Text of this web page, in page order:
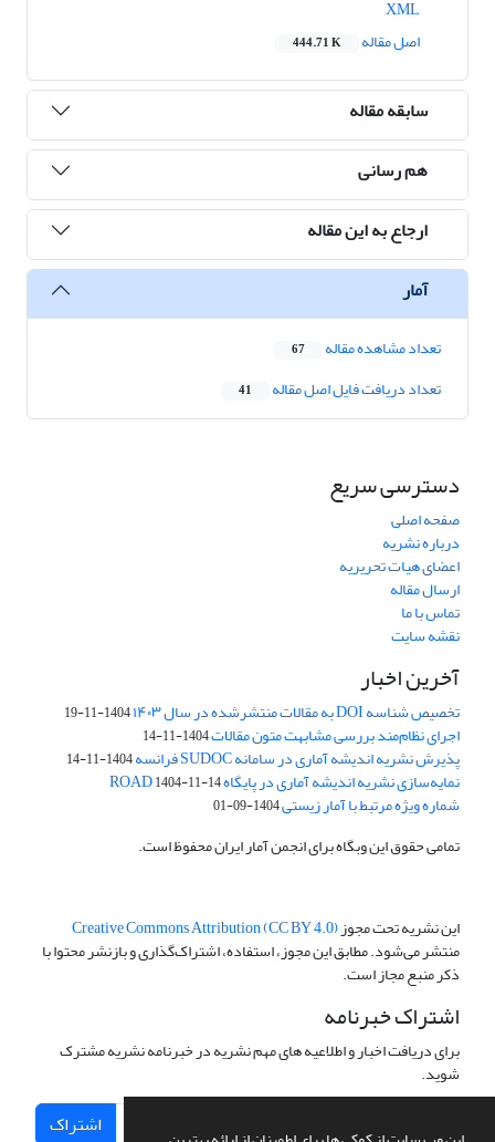
اصل مقاله
444.71 K
سابقه مقاله
هم رسانی
ارجاع به این مقاله
آمار
تعداد مشاهده مقاله 67
تعداد دریافت فایل اصل مقاله 41
دسترسی سریع
صفحه اصلی
درباره نشریه
اعضای هیات تحریریه
ارسال مقاله
تماس با ما
نقشه سایت
آخرین اخبار
تخصیص شناسه DOI به مقالات منتشرشده در سال ۱۴۰۳ 1404-11-19
اجرای نظام‌مند بررسی مشابهت متون مقالات1404-11-14
پذیرش نشریه اندیشه آماری در سامانه SUDOC فرانسه 1404-11-14
نمایه‌سازی نشریه اندیشه آماری در پایگاه ROAD1404-11-14
شماره ویژه مرتبط با آمار زیستی1404-09-01
تمامی حقوق این وبگاه برای انجمن آمار ایران محفوظ است.
این نشریه تحت مجوزCreative Commons Attribution (CC BY 4.0)
منتشر می‌شود. مطابق این مجوز، استفاده، اشتراک‌گذاری و بازنشر محتوا با
ذکر منبع مجاز است.
اشتراک خبرنامه
برای دریافت اخبار و اطلاعیه های مهم نشریه در خبرنامه نشریه مشترک
شوید.
اشتراک